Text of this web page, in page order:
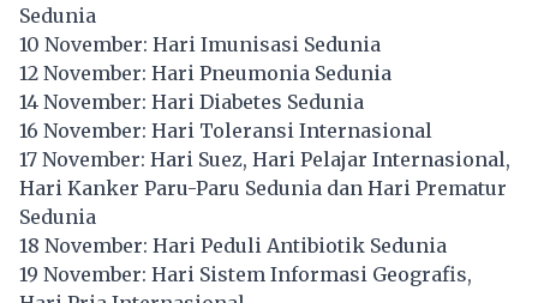
Sedunia
10 November: Hari Imunisasi Sedunia
12 November: Hari Pneumonia Sedunia
14 November: Hari Diabetes Sedunia
16 November: Hari Toleransi Internasional
17 November: Hari Suez, Hari Pelajar Internasional,
Hari Kanker Paru-Paru Sedunia dan Hari Prematur
Sedunia
18 November: Hari Peduli Antibiotik Sedunia
19 November: Hari Sistem Informasi Geografis,